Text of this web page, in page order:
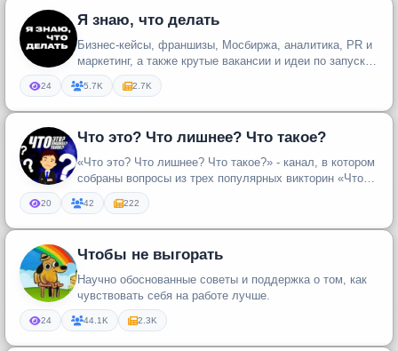
Я знаю, что делать
Бизнес-кейсы, франшизы, Мосбиржа, аналитика, PR и
маркетинг, а также крутые вакансии и идеи по запуску
своего дела.
24 5.7K 2.7K
Что это? Что лишнее? Что такое?
«Что это? Что лишнее? Что такое?» - канал, в котором
собраны вопросы из трех популярных викторин «Что
это?», «Какое фото...
20 42 222
Чтобы не выгорать
Научно обоснованные советы и поддержка о том, как
чувствовать себя на работе лучше.
24 44.1K 2.3K